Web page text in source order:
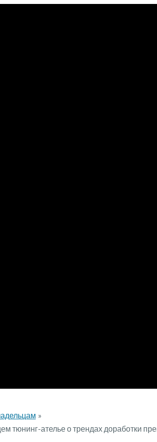
тюнинг-ателье о трендах доработки